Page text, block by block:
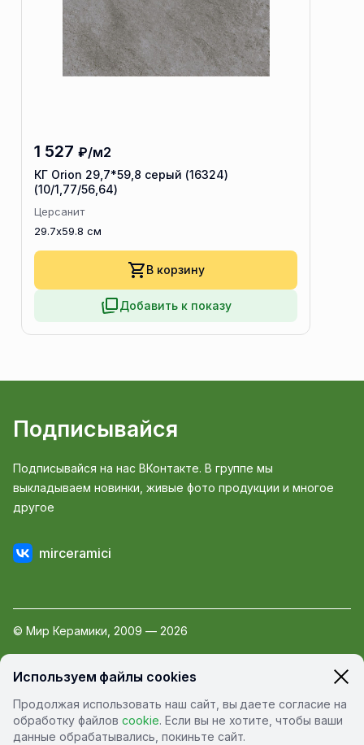
1 527 ₽/м2
КГ Orion 29,7*59,8 серый (16324)
(10/1,77/56,64)
Церсанит
29.7x59.8 см
В корзину
Добавить к показу
Подписывайся
Подписывайся на нас ВКонтакте. В группе мы
выкладываем новинки, живые фото продукции и многое
другое
mirceramici
© Мир Керамики, 2009 — 2026
Политика обработки персональных данных
Политика конфиденциальности
Используем файлы cookies
Продолжая использовать наш сайт, вы даете согласие на
обработку файлов cookie. Если вы не хотите, чтобы ваши
данные обрабатывались, покиньте сайт.